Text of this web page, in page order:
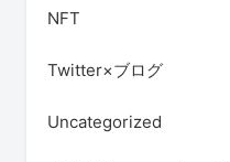
NFT
Twitter×ブログ
Uncategorized